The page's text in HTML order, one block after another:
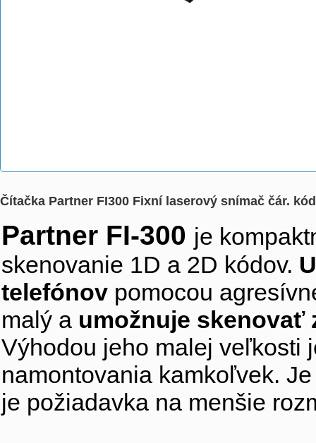
Čítačka Partner FI300 Fixní laserový snímač čár.
Partner FI-300 je
skenovanie 1D a 2D kódov.
telefónov pomocou
malý a umožnuje skenovať
Výhodou jeho malej veľkosti
namontovania kamkoľvek.
je požiadavka na menšie